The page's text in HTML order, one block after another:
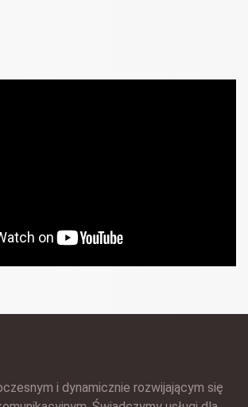
i dynamicznie rozwijającym się